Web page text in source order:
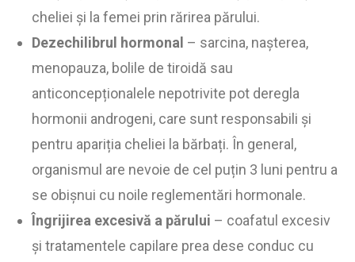
cheliei și la femei prin rărirea părului.
Dezechilibrul hormonal – sarcina, nașterea,
menopauza, bolile de tiroidă sau
anticoncepționalele nepotrivite pot deregla
hormonii androgeni, care sunt responsabili și
pentru apariția cheliei la bărbați. În general,
organismul are nevoie de cel puțin 3 luni pentru a
se obișnui cu noile reglementări hormonale.
Îngrijirea excesivă a părului – coafatul excesiv
și tratamentele capilare prea dese conduc cu